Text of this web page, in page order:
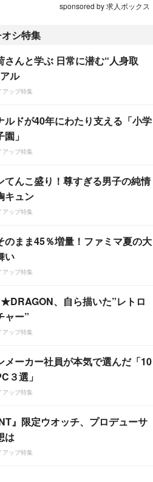
sponsored by 求人ボックス
シ特集
さんと学ぶ 日常に潜む“人身取
ル
アップ特集
ルドが40年にわたり支える「小学
」
アップ特集
てんこ盛り！尊すぎる男子の純情
キュン
アップ特集
のまま45％増量！ファミマ夏の大
い
アップ特集
、自ら描いた”レトロ
ャー”
アップ特集
メーカー社員が本気で選んだ「10
３選」
アップ特集
』限定ウオッチ、プロデューサ
は
アップ特集